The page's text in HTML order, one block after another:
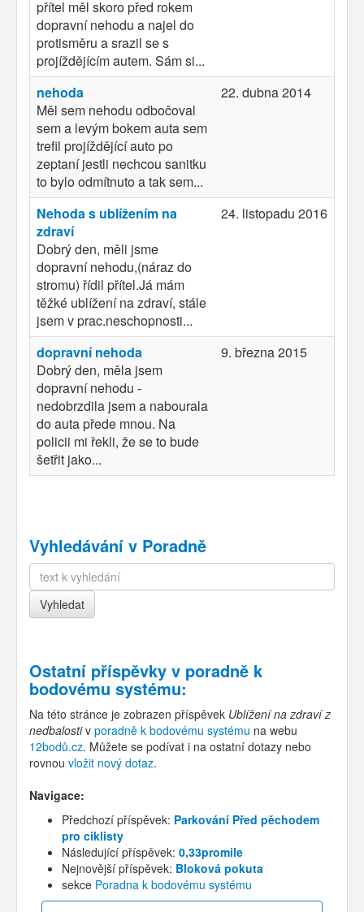
přítel měl skoro před rokem
dopravní nehodu a najel do
protisměru a srazil se s
projíždějícím autem. Sám si...
nehoda
Měl sem nehodu odbočoval
sem a levým bokem auta sem
trefil projíždějící auto po
zeptaní jestli nechcou sanitku
to bylo odmítnuto a tak sem...
22. dubna 2014
Nehoda s ublížením na
zdraví
Dobrý den, měli jsme
dopravní nehodu,(náraz do
stromu) řídil přítel.Já mám
těžké ublížení na zdraví, stále
jsem v prac.neschopnosti...
24. listopadu 2016
dopravní nehoda
Dobrý den, měla jsem
dopravní nehodu -
nedobrzdila jsem a nabourala
do auta přede mnou. Na
policii mi řekli, že se to bude
šetřit jako...
9. března 2015
Vyhledávání v Poradně
Ostatní příspěvky v poradně k
bodovému systému:
Na této stránce je zobrazen příspěvek Ublížení na zdraví z
nedbalostiv poradně k bodovému systému na webu
12bodů.cz. Můžete se podívat i na ostatní dotazy nebo
rovnou vložit nový dotaz.
Navigace:
Předchozí příspěvek: Parkování Před pěchodem
pro ciklisty
Následující příspěvek: 0,33promile
Nejnovější příspěvek: Bloková pokuta
sekce Poradna k bodovému systému